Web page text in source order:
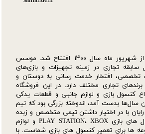
سایت فروشگاه jahanrayan از شهریور ماه سال ۱۴۰۰ افتتاح شد. موسس
با بیش از ۲۰ سال سابقه تجاری در زمینه تجهیزات و بازی‌های
تخصصی، افتخار خدمت رسانی به دوستان و
تجاری مختلف دارد. در این فروشگاه
کنسول بازی و لوازم جانبی و قطعات یدکی‌
سال‌ها بدست آمد، اندوخته بزرگی بود که تیم
با در اختیار داشتن تیمی متخصص و زبده
در امور تعمیرات انواع کنسول های بازی PLAY STATION، XBOX و لوازم
ها برای تعمیر کنسول های بازی شماست. با